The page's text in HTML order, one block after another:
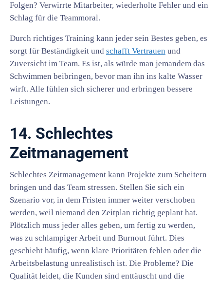
Folgen? Verwirrte Mitarbeiter, wiederholte Fehler und ein
Schlag für die Teammoral.
Durch richtiges Training kann jeder sein Bestes geben, es
sorgt für Beständigkeit und schafft Vertrauen und
Zuversicht im Team. Es ist, als würde man jemandem das
Schwimmen beibringen, bevor man ihn ins kalte Wasser
wirft. Alle fühlen sich sicherer und erbringen bessere
Leistungen.
14. Schlechtes
Zeitmanagement
Schlechtes Zeitmanagement kann Projekte zum Scheitern
bringen und das Team stressen. Stellen Sie sich ein
Szenario vor, in dem Fristen immer weiter verschoben
werden, weil niemand den Zeitplan richtig geplant hat.
Plötzlich muss jeder alles geben, um fertig zu werden,
was zu schlampiger Arbeit und Burnout führt. Dies
geschieht häufig, wenn klare Prioritäten fehlen oder die
Arbeitsbelastung unrealistisch ist. Die Probleme? Die
Qualität leidet, die Kunden sind enttäuscht und die